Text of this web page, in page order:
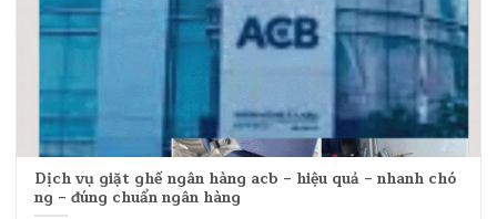
Dịch vụ giặt ghế ngân hàng acb – hiệu quả – nhanh chó
ng – đúng chuẩn ngân hàng